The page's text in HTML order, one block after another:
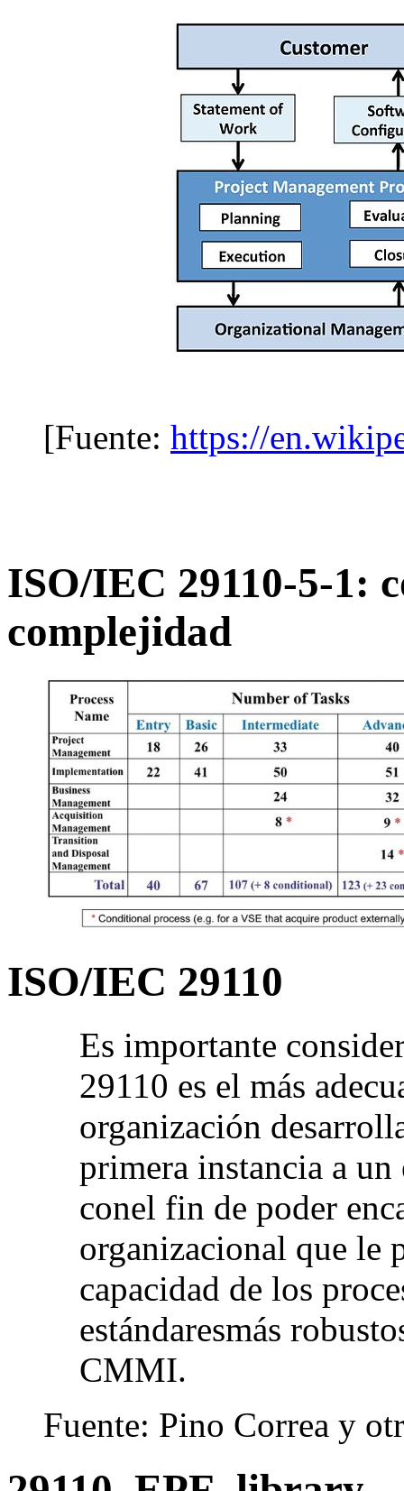
[Fuente: https://
ISO/IEC 29110-5-1:
complejidad
ISO/IEC 29110
Es importante
29110 es el más
organización
primera instancia a
conel fin de poder
organizacional que le
capacidad de los
estándaresmás
CMMI.
Fuente: Pino Correa y